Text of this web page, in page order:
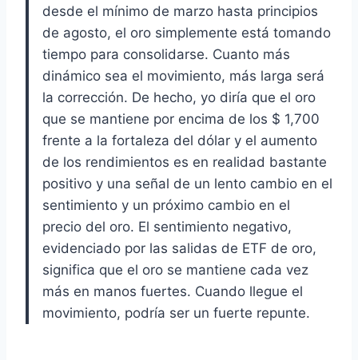
desde el mínimo de marzo hasta principios
de agosto, el oro simplemente está tomando
tiempo para consolidarse. Cuanto más
dinámico sea el movimiento, más larga será
la corrección. De hecho, yo diría que el oro
que se mantiene por encima de los $ 1,700
frente a la fortaleza del dólar y el aumento
de los rendimientos es en realidad bastante
positivo y una señal de un lento cambio en el
sentimiento y un próximo cambio en el
precio del oro. El sentimiento negativo,
evidenciado por las salidas de ETF de oro,
significa que el oro se mantiene cada vez
más en manos fuertes. Cuando llegue el
movimiento, podría ser un fuerte repunte.